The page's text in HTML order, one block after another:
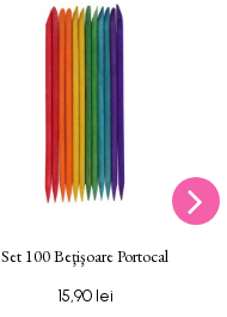
Set 100 Beţişoare Portocal
15,90 lei